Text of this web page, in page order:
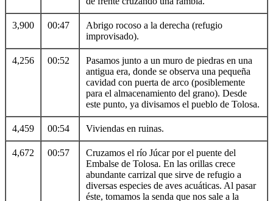
3,900 00:47
Abrigo rocoso a la derecha (refugio
improvisado).
4,256 00:52
Pasamos junto a un muro de piedras en una
antigua era, donde se observa una pequeña
cavidad con puerta de arco (posiblemente
para el almacenamiento del grano). Desde
este punto, ya divisamos el pueblo de Tolosa.
4,459 00:54 Viviendas en ruinas.
4,672 00:57
Cruzamos el río Júcar por el puente del
Embalse de Tolosa. En las orillas crece
abundante carrizal que sirve de refugio a
diversas especies de aves acuáticas. Al pasar
éste, tomamos la senda que nos sale a la